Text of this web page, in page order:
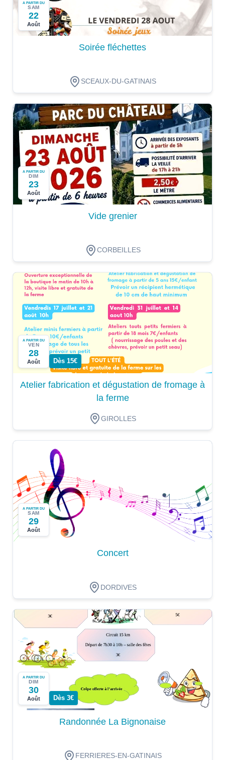
A PARTIR DU
SAM
22
Août
Soirée fléchettes
SCEAUX-DU-GATINAIS
A PARTIR DU
DIM
23
Août
Vide grenier
CORBEILLES
A PARTIR DU
VEN
28
Août Dès 15€
Atelier fabrication et dégustation de fromage à
la ferme
GIROLLES
A PARTIR DU
SAM
29
Août
Concert
DORDIVES
A PARTIR DU
DIM
30
Août Dès 3€
Randonnée La Bignonaise
FERRIERES-EN-GATINAIS